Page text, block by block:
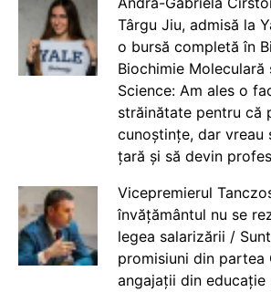
Târgu Jiu, admisă la
o bursă completă în
Biochimie Moleculară
Science: Am ales o
străinătate pentru că
cunoștințe, dar vreau
țară și să devin
Vicepremierul
învățământul nu se
legea salarizării /
promisiuni din partea
angajații din educație